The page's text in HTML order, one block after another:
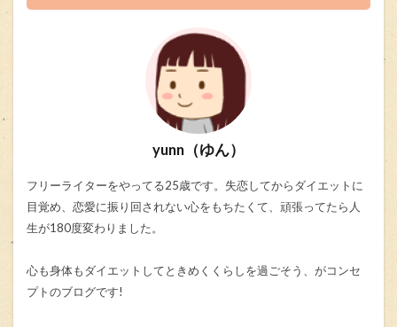
yunn（ゆん）
フリーライターをやってる25歳です。失恋してからダイエットに
目覚め、恋愛に振り回されない心をもちたくて、頑張ってたら人
生が180度変わりました。
心も身体もダイエットしてときめくくらしを過ごそう、がコンセ
プトのブログです!